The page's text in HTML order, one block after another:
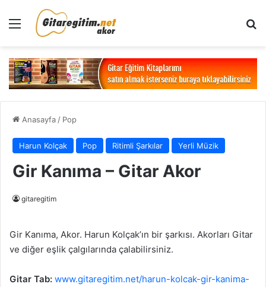
Menü
Anasayfa / Pop
Harun Kolçak Pop Ritimli Şarkılar Yerli Müzik
Gir Kanıma – Gitar Akor
gitaregitim
Gir Kanıma, Akor. Harun Kolçak’ın bir şarkısı. Akorları Gitar
ve diğer eşlik çalgılarında çalabilirsiniz.
Gitar Tab: www.gitaregitim.net/harun-kolcak-gir-kanima-